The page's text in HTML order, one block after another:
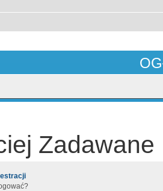
Zadawane